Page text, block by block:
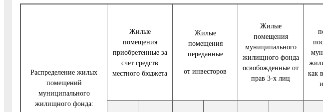
Распределение жилых
помещений
муниципального
жилищного фонда:
Жилые
помещения
приобретенные за
счет средств
местного бюджета
Жилые
помещения
переданные
от инвесторов
Жилые
помещения
муниципального
жилищного фонда
освобожденные от
прав 3-х лиц
как